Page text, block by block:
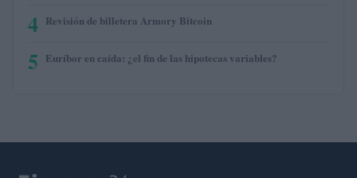
4 Revisión de billetera Armory Bitcoin
5 Euríbor en caída: ¿el fin de las hipotecas variables?